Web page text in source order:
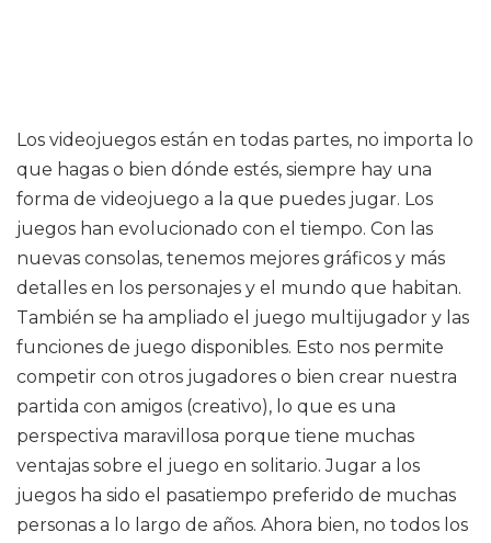
Los videojuegos están en todas partes, no importa lo
que hagas o bien dónde estés, siempre hay una
forma de videojuego a la que puedes jugar. Los
juegos han evolucionado con el tiempo. Con las
nuevas consolas, tenemos mejores gráficos y más
detalles en los personajes y el mundo que habitan.
También se ha ampliado el juego multijugador y las
funciones de juego disponibles. Esto nos permite
competir con otros jugadores o bien crear nuestra
partida con amigos (creativo), lo que es una
perspectiva maravillosa porque tiene muchas
ventajas sobre el juego en solitario. Jugar a los
juegos ha sido el pasatiempo preferido de muchas
personas a lo largo de años. Ahora bien, no todos los